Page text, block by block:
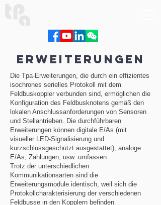
ERWEITERUNGEN
Die Tpa-Erweiterungen, die durch ein effizientes
isochrones serielles Protokoll mit dem
Feldbuskoppler verbunden sind, ermöglichen die
Konfiguration des Feldbusknotens gemäß den
lokalen Anschlussanforderungen von Sensoren
und Stellantrieben. Die durchführbaren
Erweiterungen können digitale E/As (mit
visueller LED-Signalisierung und
kurzschlussgeschützt ausgestattet), analoge
E/As, Zählungen, usw. umfassen.
Trotz der unterschiedlichen
Kommunikationsarten sind die
Erweiterungsmodule identisch, weil sich die
Protokollcharakterisierung der verschiedenen
Feldbusse in den Kopplern befinden.